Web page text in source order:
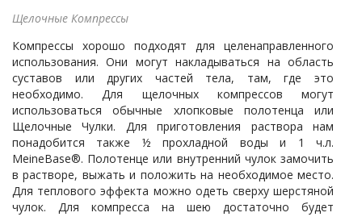
Щелочные Компрессы
Компрессы хорошо подходят для целенаправленного
использования. Они могут накладываться на область
суставов или других частей тела, там, где это
необходимо. Для щелочных компрессов могут
использоваться обычные хлопковые полотенца или
Щелочные Чулки. Для приготовления раствора нам
понадобится также ½ прохладной воды и 1 ч.л.
MeineBase®. Полотенце или внутренний чулок замочить
в растворе, выжать и положить на необходимое место.
Для теплового эффекта можно одеть сверху шерстяной
чулок. Для компресса на шею достаточно будет